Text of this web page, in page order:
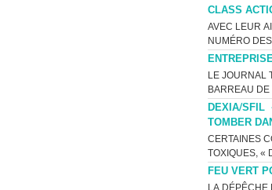
CLASS
AVEC LEUR
NUMÉRO
LE JOURNAL
BARREAU
DEXIA/
TOMBER
CERTAINES
TOXIQUES, «
FEU VERT